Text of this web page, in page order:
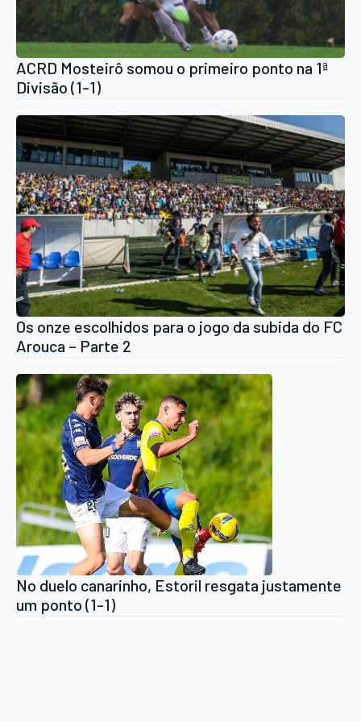
ACRD Mosteirô somou o primeiro ponto na 1ª
Divisão (1-1)
Os onze escolhidos para o jogo da subida do FC
Arouca – Parte 2
No duelo canarinho, Estoril resgata justamente
um ponto (1-1)